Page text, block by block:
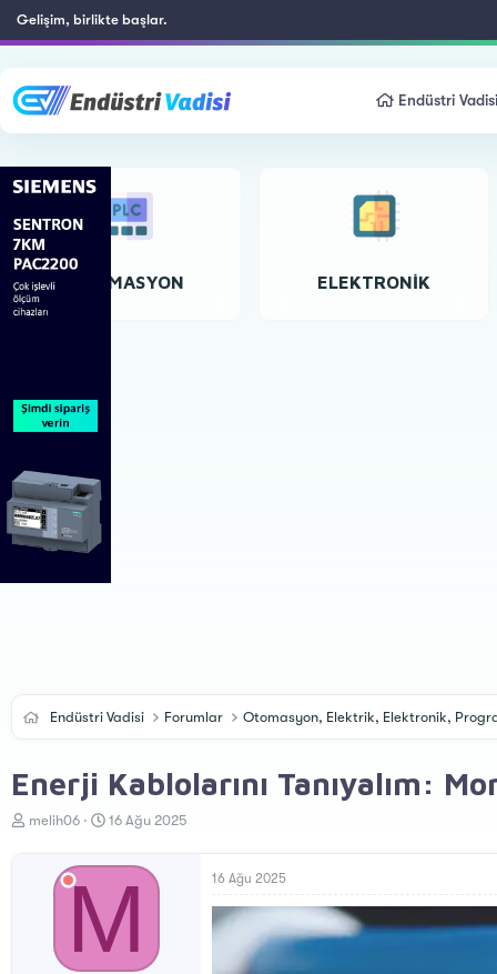
Gelişim, birlikte başlar.
Endüstri Vadisi
OTOMASYON ELEKTRONIK
Endüstri Vadisi Forumlar Otomasyon, Elektrik, Elektronik,
Enerji Kablolarını Tanıyalım:
K
melih06
B
n
g
16 Ağu 2025
M 16 Ağu 2025